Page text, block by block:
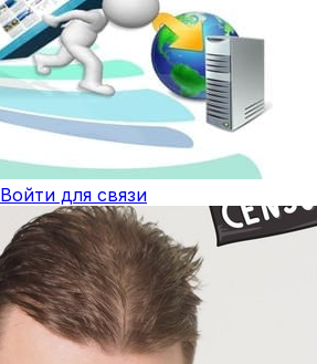
Войти для связи